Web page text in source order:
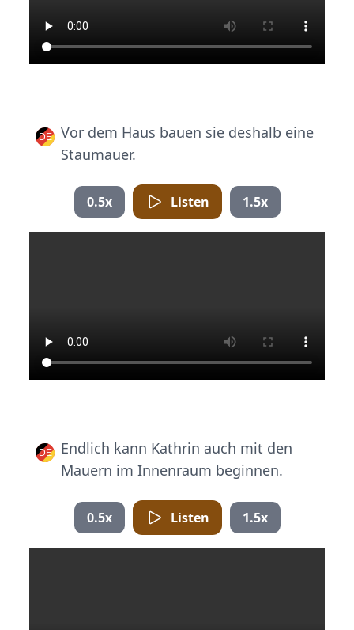
Vor dem Haus bauen sie deshalb eine
Staumauer.
0.5x Listen 1.5x
Endlich kann Kathrin auch mit den
Mauern im Innenraum beginnen.
0.5x Listen 1.5x